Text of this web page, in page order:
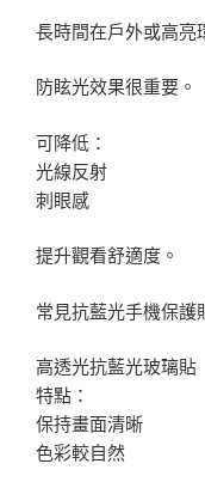
長時間在戶外或高亮
防眩光效果很重要。
可降低：
光線反射
刺眼感
提升觀看舒適度。
常見抗藍光手機保護
高透光抗藍光玻璃貼
特點：
保持畫面清晰
色彩較自然